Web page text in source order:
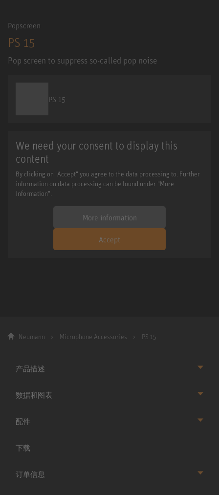
Popscreen
PS 15
Pop screen to suppress so-called pop noise
PS 15
We need your consent to display this
content
By clicking on "Accept" you agree to the data processing to. Further
information on data processing can be found under "More
information".
More information
Accept
Neumann Microphone Accessories PS 15
产品描述
数据和图表
配件
下载
订单信息